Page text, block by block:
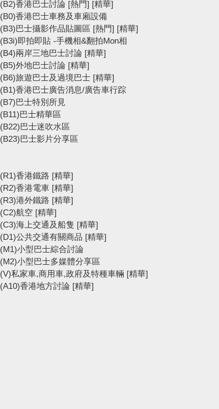
(B2)香港巴士討論 [熱門] [精華]
(B0)香港巴士車務及車廂設備
(B3)巴士攝影作品貼圖區 [熱門] [精華]
(B3i)即拍即貼 -手機相&翻拍Mon相
(B4)兩岸三地巴士討論 [精華]
(B5)外地巴士討論 [精華]
(B6)旅遊巴士及過境巴士 [精華]
(B1)香港巴士廣告消息/廣告車行踪
(B7)巴士特別所見
(B11)巴士精華區
(B22)巴士迷吹水區
(B23)巴士影片分享區
(R1)香港鐵路 [精華]
(R2)香港電車 [精華]
(R3)港外鐵路 [精華]
(C2)航空 [精華]
(C3)海上交通及船隻 [精華]
(D1)公共交通有關商品 [精華]
(M1)小型巴士綜合討論
(M2)小型巴士多媒體分享區
(V)私家車,商用車,政府及特種車輛 [精華]
(A10)香港地方討論 [精華]